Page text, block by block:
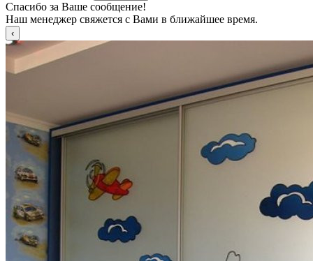
Спасибо за Ваше сообщение!
Наш менеджер свяжется с Вами в ближайшее время.